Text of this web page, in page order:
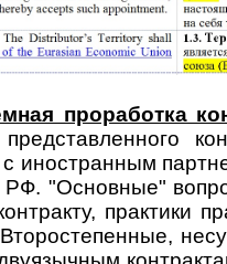
проработка
представ­ленного
ино­стран­ным
"Основные"